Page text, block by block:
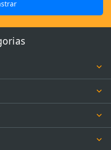
preto, branco, rosa, verde,
hydrogel e fibra de
eficientes